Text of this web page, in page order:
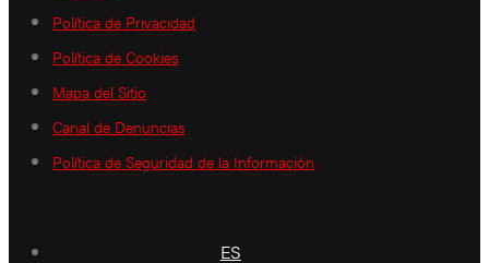
Política de Privacidad
Política de Cookies
Mapa del Sitio
Canal de Denuncias
Política de Seguridad de la Información
ES